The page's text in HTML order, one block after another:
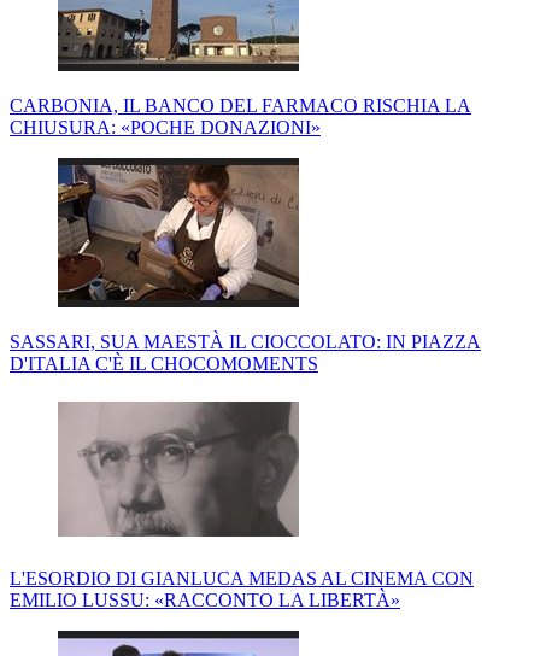
CARBONIA, IL BANCO DEL FARMACO RISCHIA LA
CHIUSURA: «POCHE DONAZIONI»
SASSARI, SUA MAESTÀ IL CIOCCOLATO: IN PIAZZA
D'ITALIA C'È IL CHOCOMOMENTS
L'ESORDIO DI GIANLUCA MEDAS AL CINEMA CON
EMILIO LUSSU: «RACCONTO LA LIBERTÀ»